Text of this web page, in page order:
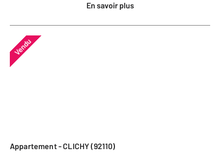
En savoir plus
Vendu
Appartement - CLICHY (92110)